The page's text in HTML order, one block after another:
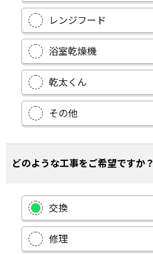
レンジフード
浴室乾燥機
乾太くん
その他
どのような工事をご希望ですか？
交換
修理